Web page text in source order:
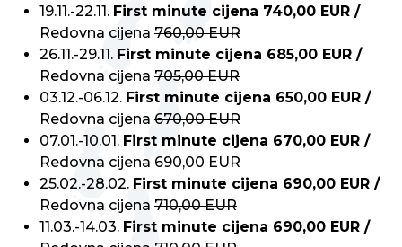
19.11.-22.11. First minute cijena 740,00 EUR /
Redovna cijena 760,00 EUR
26.11.-29.11. First minute cijena 685,00 EUR /
Redovna cijena 705,00 EUR
03.12.-06.12. First minute cijena 650,00 EUR /
Redovna cijena 670,00 EUR
07.01.-10.01. First minute cijena 670,00 EUR /
Redovna cijena 690,00 EUR
25.02.-28.02. First minute cijena 690,00 EUR /
Redovna cijena 710,00 EUR
11.03.-14.03. First minute cijena 690,00 EUR /